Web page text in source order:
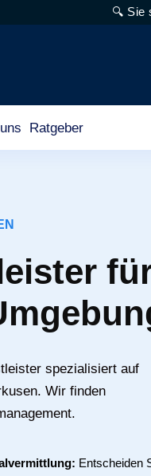
🔍 Sie
Ratgeber
spezialisiert auf
Wir finden
Entscheiden